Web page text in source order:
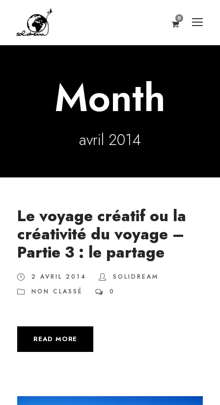
0
Month
avril 2014
Le voyage créatif ou la
créativité du voyage –
Partie 3 : le partage
2 AVRIL 2014
SOLIDREAM
NON CLASSÉ
0
READ MORE